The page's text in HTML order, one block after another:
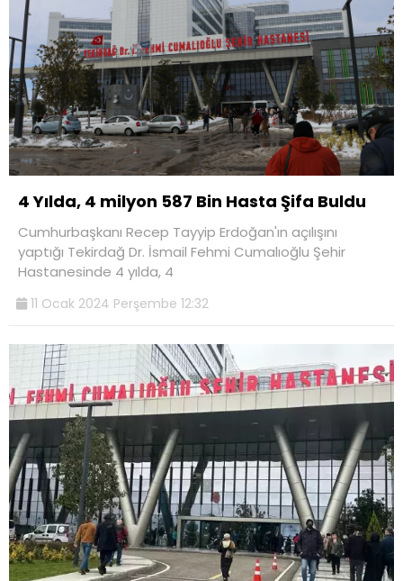
4 Yılda, 4 milyon 587 Bin Hasta Şifa Buldu
Cumhurbaşkanı Recep Tayyip Erdoğan'ın açılışını
yaptığı Tekirdağ Dr. İsmail Fehmi Cumalıoğlu Şehir
Hastanesinde 4 yılda, 4
11 Ocak 2024 Perşembe 12:32